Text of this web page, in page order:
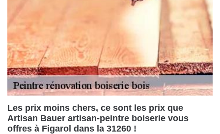
Les prix moins chers, ce sont les prix que
Artisan Bauer artisan-peintre boiserie vous
offres à Figarol dans la 31260 !